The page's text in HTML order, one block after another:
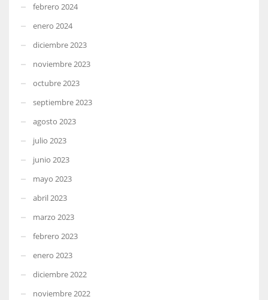
febrero 2024
enero 2024
diciembre 2023
noviembre 2023
octubre 2023
septiembre 2023
agosto 2023
julio 2023
junio 2023
mayo 2023
abril 2023
marzo 2023
febrero 2023
enero 2023
diciembre 2022
noviembre 2022